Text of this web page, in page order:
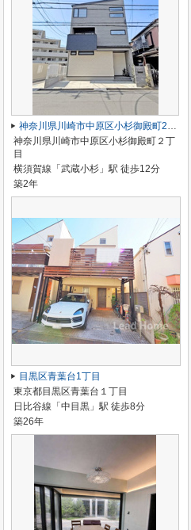
神奈川県川崎市中原区小杉御殿町2丁目
神奈川県川崎市中原区小杉御殿町２丁
目
横須賀線「武蔵小杉」駅 徒歩12分
築2年
目黒区青葉台1丁目
東京都目黒区青葉台１丁目
日比谷線「中目黒」駅 徒歩8分
築26年